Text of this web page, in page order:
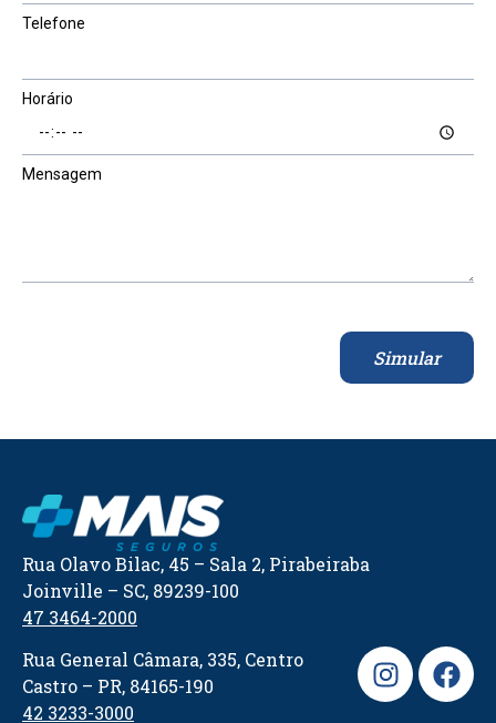
Telefone
Horário
Mensagem
Simular
Rua Olavo Bilac, 45 – Sala 2, Pirabeiraba
Joinville – SC, 89239-100
47 3464-2000
Rua General Câmara, 335, Centro
Castro – PR, 84165-190
42 3233-3000